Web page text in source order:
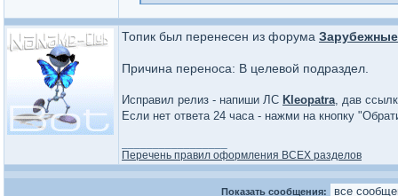
Топик был перенесен из форума Зарубежные
Причина переноса: В целевой подраздел.
Исправил релиз - напиши ЛС Kleopatra, дав
Если нет ответа 24 часа - нажми на кнопку
Перечень правил оформления ВСЕХ разделов
Показать сообщения: